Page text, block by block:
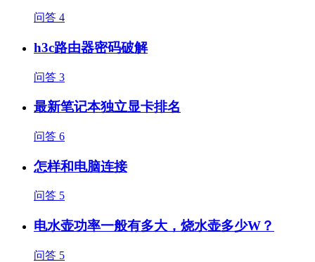
问答 4
h3c路由器密码破解
问答 3
最新笔记本独立显卡排名
问答 6
怎样和电脑连接
问答 5
电水壶功率一般有多大，烧水壶多少W？
问答 5